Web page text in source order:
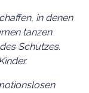
in denen
tanzen
Schutzes.